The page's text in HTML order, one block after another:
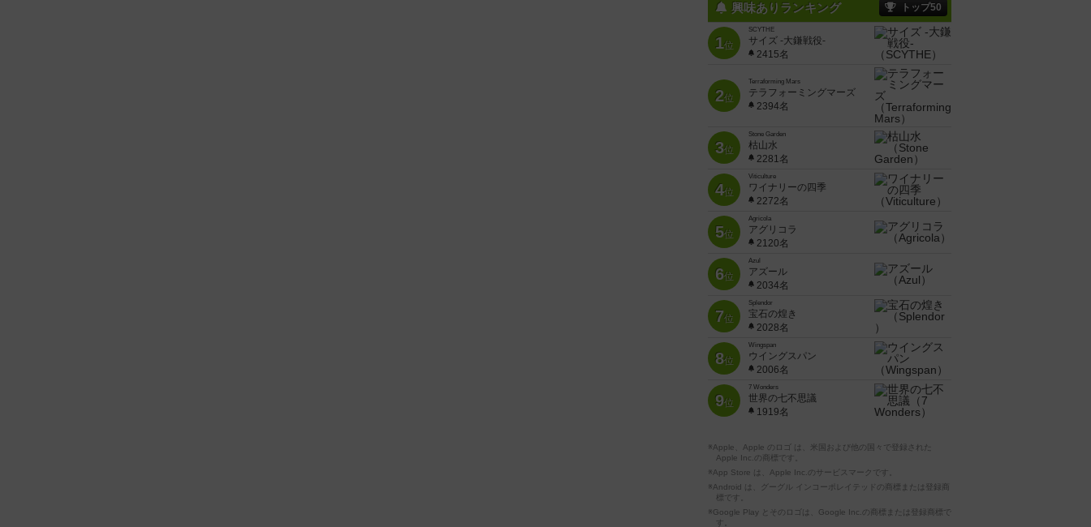
興味ありランキング トップ50
1位
SCYTHE
サイズ -大鎌戦役-
2415名
2位
Terraforming Mars
テラフォーミングマーズ
2394名
3位
Stone Garden
枯山水
2281名
4位
Viticulture
ワイナリーの四季
2272名
5位
Agricola
アグリコラ
2120名
6位
Azul
アズール
2034名
7位
Splendor
宝石の煌き
2028名
8位
Wingspan
ウイングスパン
2006名
9位
7 Wonders
世界の七不思議
1919名
※Apple、Apple のロゴ は、米国および他の国々で登録された
Apple Inc.の商標です。
※App Store は、Apple Inc.のサービスマークです。
※Android は、グーグル インコーポレイテッドの商標または登録商
標です。
※Google Play とそのロゴは、Google Inc.の商標または登録商標で
す。